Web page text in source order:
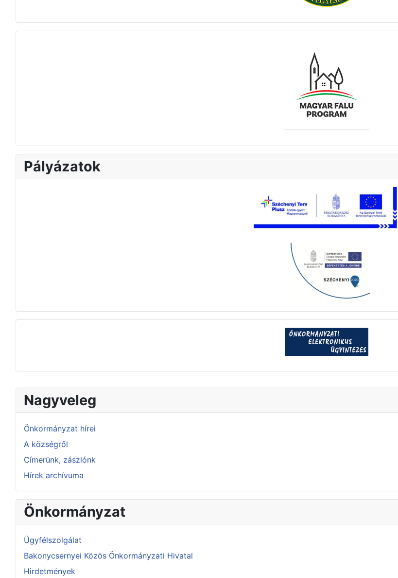
Nagyveleg
Önkormányzat hírei
A községről
Címerünk, zászlónk
Hírek archívuma
Önkormányzat
Ügyfélszolgálat
Bakonycsernyei Közös Önkormányzati Hivatal
Hirdetmények
Pályázatok